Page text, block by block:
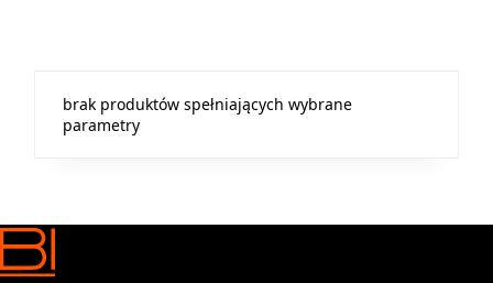
brak produktów spełniających wybrane
parametry